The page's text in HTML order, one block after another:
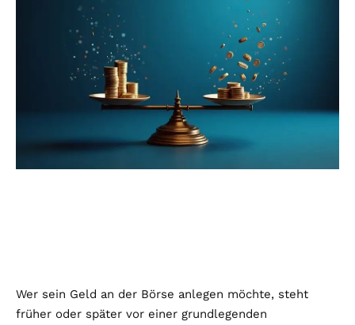
Wer sein Geld an der Börse anlegen möchte, steht
früher oder später vor einer grundlegenden